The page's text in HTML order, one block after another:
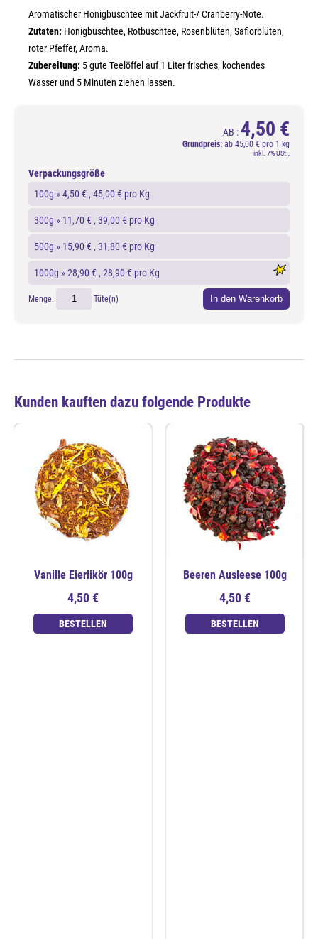
Aromatischer Honigbuschtee mit Jackfruit-/ Cranberry-Note.
Zutaten: Honigbuschtee, Rotbuschtee, Rosenblüten, Saflorblüten,
roter Pfeffer, Aroma.
Zubereitung: 5 gute Teelöffel auf 1 Liter frisches, kochendes
Wasser und 5 Minuten ziehen lassen.
AB : 4,50 €
Grundpreis: ab 45,00 € pro 1 kg
inkl. 7% USt.,
Verpackungsgröße
100g »4,50 € , 45,00 € pro Kg
300g » 11,70 € , 39,00 € pro Kg
500g » 15,90 € , 31,80 € pro Kg
1000g »28,90 € , 28,90 € pro Kg
Menge: Tüte(n) In den Warenkorb
Kunden kauften dazu folgende Produkte
Vanille Eierlikör 100g
4,50 €
BESTELLEN
Beeren Ausleese 100g
4,50 €
BESTELLEN